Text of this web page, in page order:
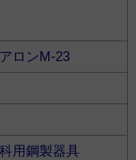
ロンM-23
用鋼製器具